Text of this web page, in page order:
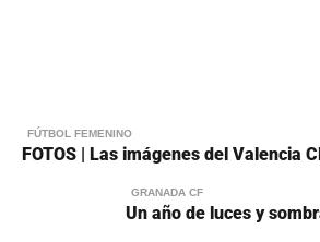
FÚTBOL FEMENINO
FOTOS | Las imágenes del Valencia
GRANADA CF
Un año de luces y